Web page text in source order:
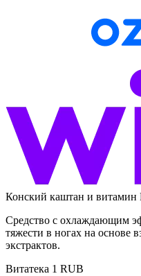
Конский каштан и витамин
Средство с охлаждающим
тяжести в ногах на основе
экстрактов.
Витатека 1 RUB